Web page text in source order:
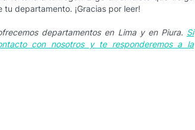
departamento. ¡Gracias por leer!
departamentos en Lima y en Piura. Si
con nosotros y te responderemos a la